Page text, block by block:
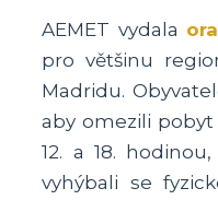
AEMET vydala
pro většinu
Madridu.
aby omezili
12. a 18.
vyhýbali se